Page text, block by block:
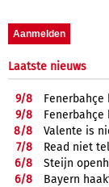
Laatste nieuws
9/8
9/8
8/8
Valente is
7/8
Read niet
6/8
Steijn
6/8
Bayern